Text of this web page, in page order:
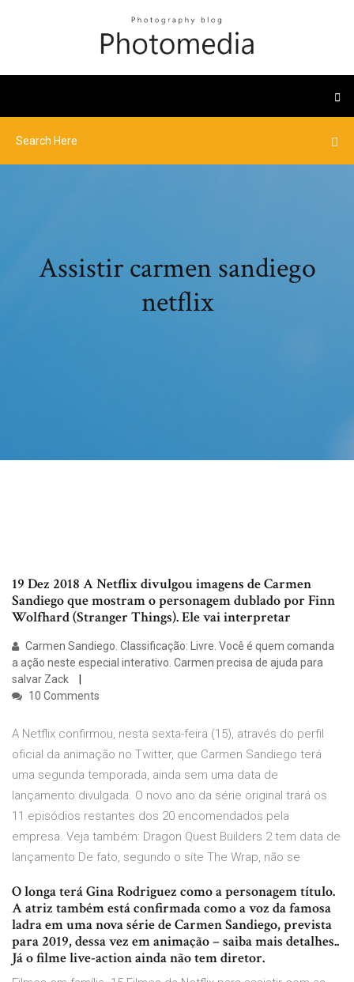
Assistir carmen sandiego
netflix
19 Dez 2018 A Netflix divulgou imagens de Carmen
Sandiego que mostram o personagem dublado por Finn
Wolfhard (Stranger Things). Ele vai interpretar
Carmen Sandiego. Classificação: Livre. Você é quem comanda
a ação neste especial interativo. Carmen precisa de ajuda para
salvar Zack
10 Comments
A Netflix confirmou, nesta sexta-feira (15), através do perfil
oficial da animação no Twitter, que Carmen Sandiego terá
uma segunda temporada, ainda sem uma data de
lançamento divulgada. O novo ano da série original trará os
11 episódios restantes dos 20 encomendados pela
empresa. Veja também: Dragon Quest Builders 2 tem data de
lançamento De fato, segundo o site The Wrap, não se
O longa terá Gina Rodriguez como a personagem título.
A atriz também está confirmada como a voz da famosa
ladra em uma nova série de Carmen Sandiego, prevista
para 2019, dessa vez em animação – saiba mais detalhes..
Já o filme live-action ainda não tem diretor.